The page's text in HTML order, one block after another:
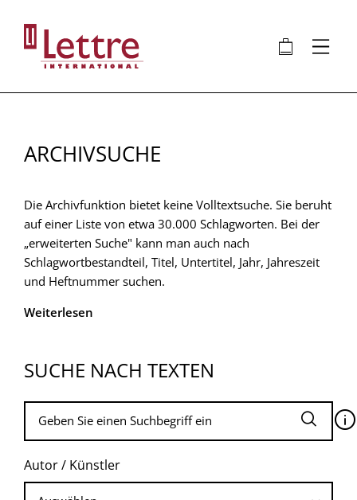
Inhalt
🛍 ⋮
ARCHIVSUCHE
Die Archivfunktion bietet keine Volltextsuche. Sie beruht
auf einer Liste von etwa 30.000 Schlagworten. Bei der
„erweiterten Suche" kann man auch nach
Schlagwortbestandteil, Titel, Untertitel, Jahr, Jahreszeit
und Heftnummer suchen.
Weiterlesen
SUCHE NACH TEXTEN
🛈
Autor / Künstler